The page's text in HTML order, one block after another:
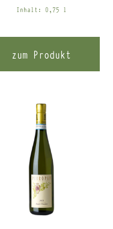
Inhalt: 0,75 l
zum Produkt